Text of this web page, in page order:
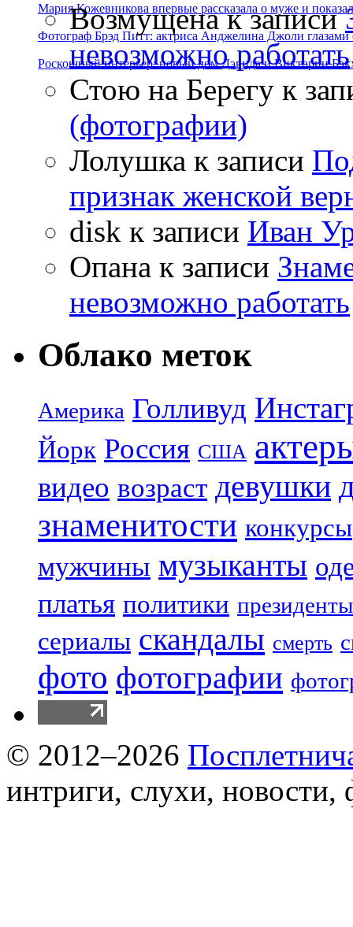
Мария Кожевникова впервые рассказала о муже и
Фотограф Брэд Питт: актриса Анджелина Джоли глазами
Роскошный интерьер: новый дом Дэвида и Виктории
Возмущенак записи
невозможно работать
Стою на Берегу к
(фотографии)
Лолушка к записи
признак женской
disk к записи Иван
Опана к записи
невозможно работать
Облако меток
Америка Голливуд
Йорк Россия США
видео возраст девушки
знаменитости конкурсы
мужчины музыканты
платья политики президенты
сериалы скандалы смерть
фото фотографии
© 2012–2026
интриги, слухи, новости,